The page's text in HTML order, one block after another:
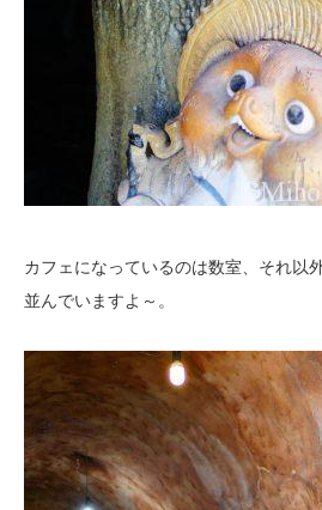
カフェになっているのは数室、それ以
並んでいますよ～。